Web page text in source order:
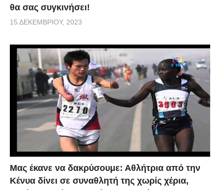
θα σας συγκινήσει!
15 ΔΕΚΕΜΒΡΊΟΥ, 2023
Μας έκανε να δακρύσουμε: Αθλήτρια από την
Κένυα δίνει σε συναθλητή της χωρίς χέρια,